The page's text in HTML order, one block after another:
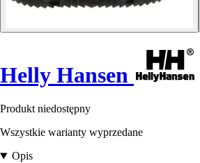
Helly Hansen
Produkt niedostępny
Wszystkie warianty wyprzedane
Opis